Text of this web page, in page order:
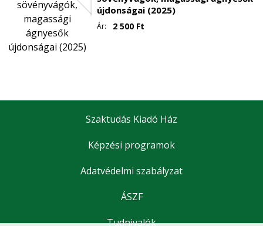
újdonságai (2025)
Ár: 2 500 Ft
Szaktudás Kiadó Ház
Képzési programok
Adatvédelmi szabályzat
ÁSZF
Tudnivalók